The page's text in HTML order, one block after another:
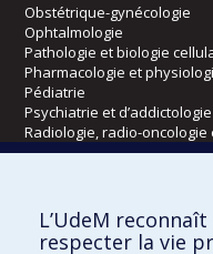
Obstétrique-gynécologie
Ophtalmologie
Pathologie et biologie
Pharmacologie et
Pédiatrie
Psychiatrie et d’addictologie
Radiologie, radio-
Écoles
Kinésiologie et des
L’UdeM
respecter la vie